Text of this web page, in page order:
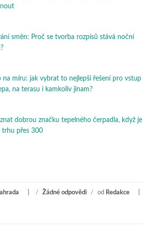
směn: Proč se tvorba rozpisů stává noční
na míru: jak vybrat to nejlepší řešení pro vstup
na terasu i kamkoliv jinam?
dobrou značku tepelného čerpadla, když je
trhu přes 300
/ Žádné odpovědi / od Redakce